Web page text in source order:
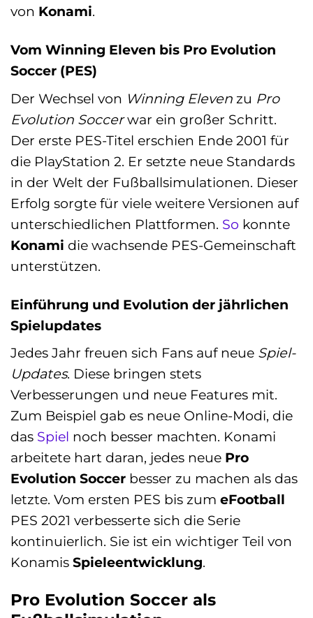
von Konami.
Vom Winning Eleven bis Pro Evolution
Soccer (PES)
Der Wechsel von Winning Eleven zu Pro
Evolution Soccerwar ein großer Schritt.
Der erste PES-Titel erschien Ende 2001 für
die PlayStation 2. Er setzte neue Standards
in der Welt der Fußballsimulationen. Dieser
Erfolg sorgte für viele weitere Versionen auf
unterschiedlichen Plattformen. So konnte
Konami die wachsende PES-Gemeinschaft
unterstützen.
Einführung und Evolution der jährlichen
Spielupdates
Jedes Jahr freuen sich Fans auf neue Spiel-
Updates. Diese bringen stets
Verbesserungen und neue Features mit.
Zum Beispiel gab es neue Online-Modi, die
das Spiel noch besser machten. Konami
arbeitete hart daran, jedes neue Pro
Evolution Soccer besser zu machen als das
letzte. Vom ersten PES bis zum eFootball
PES 2021 verbesserte sich die Serie
kontinuierlich. Sie ist ein wichtiger Teil von
Konamis Spieleentwicklung.
Pro Evolution Soccer als